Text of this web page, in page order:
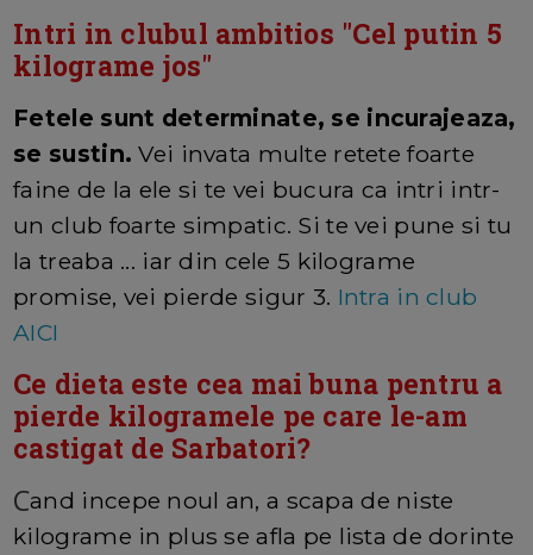
Intri in clubul ambitios "Cel putin 5
kilograme jos"
Fetele sunt determinate, se incurajeaza,
se sustin.Vei invata multe retete foarte
faine de la ele si te vei bucura ca intri intr-
un club foarte simpatic. Si te vei pune si tu
la treaba ... iar din cele 5 kilograme
promise, vei pierde sigur 3. Intra in club
AICI
Ce dieta este cea mai buna pentru a
pierde kilogramele pe care le-am
castigat de Sarbatori?
Cand incepe noul an, a scapa de niste
kilograme in plus se afla pe lista de dorinte